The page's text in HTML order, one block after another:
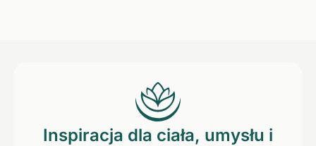
Inspiracja dla ciała, umysłu i